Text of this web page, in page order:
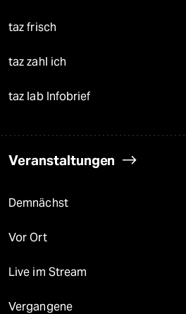
taz frisch
taz zahl ich
taz lab Infobrief
Veranstaltungen
Demnächst
Vor Ort
Live im Stream
Vergangene